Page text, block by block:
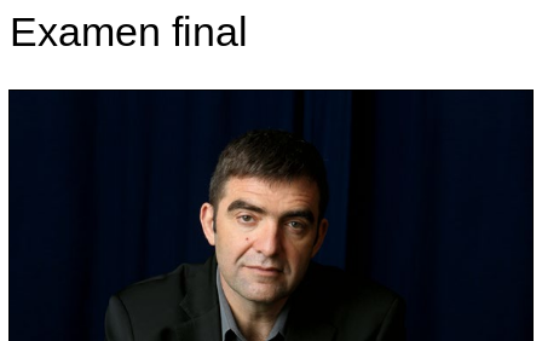
Examen final